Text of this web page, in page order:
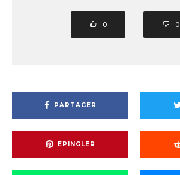
0 0
PARTAGER
EPINGLER